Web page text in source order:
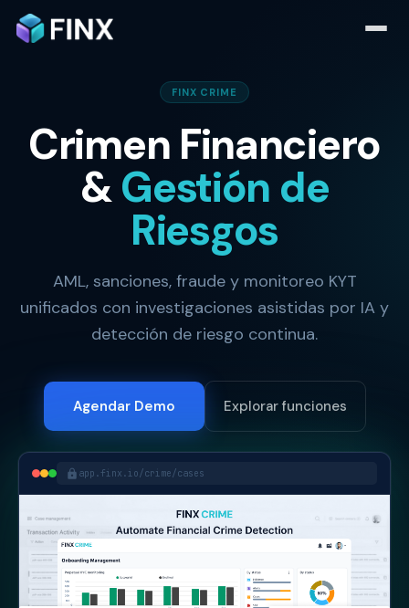
FINX CRIME
Crimen Financiero
&Gestión de
Riesgos
AML, sanciones, fraude y monitoreo KYT
unificados con investigaciones asistidas por IA y
detección de riesgo continua.
Agendar Demo Explorar funciones
app.finx.io/crime/cases